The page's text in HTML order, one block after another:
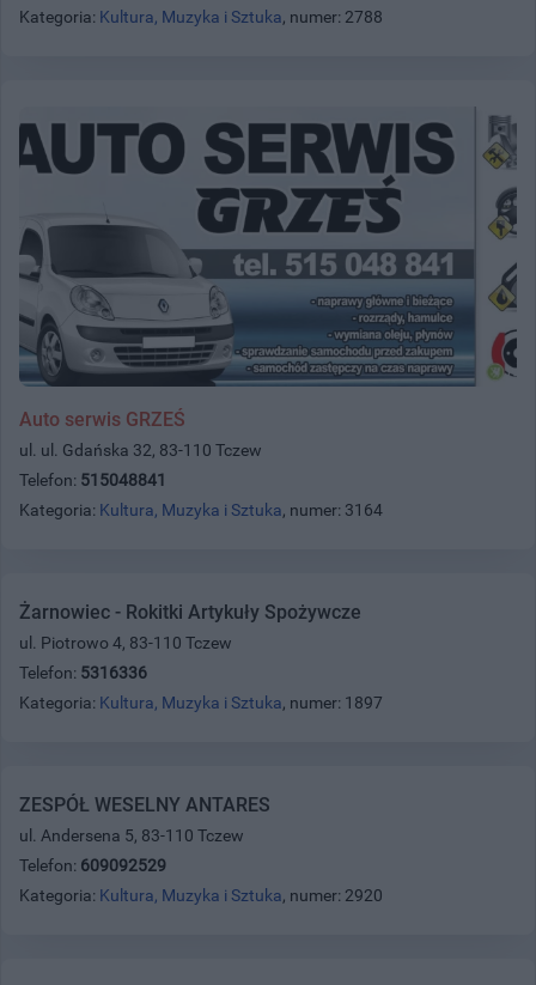
Kategoria: Kultura, Muzyka i Sztuka, numer: 2788
Auto serwis GRZEŚ
ul. ul. Gdańska 32, 83-110 Tczew
Telefon: 515048841
Kategoria: Kultura, Muzyka i Sztuka, numer: 3164
Żarnowiec - Rokitki Artykuły Spożywcze
ul. Piotrowo 4, 83-110 Tczew
Telefon: 5316336
Kategoria: Kultura, Muzyka i Sztuka, numer: 1897
ZESPÓŁ WESELNY ANTARES
ul. Andersena 5, 83-110 Tczew
Telefon: 609092529
Kategoria: Kultura, Muzyka i Sztuka, numer: 2920